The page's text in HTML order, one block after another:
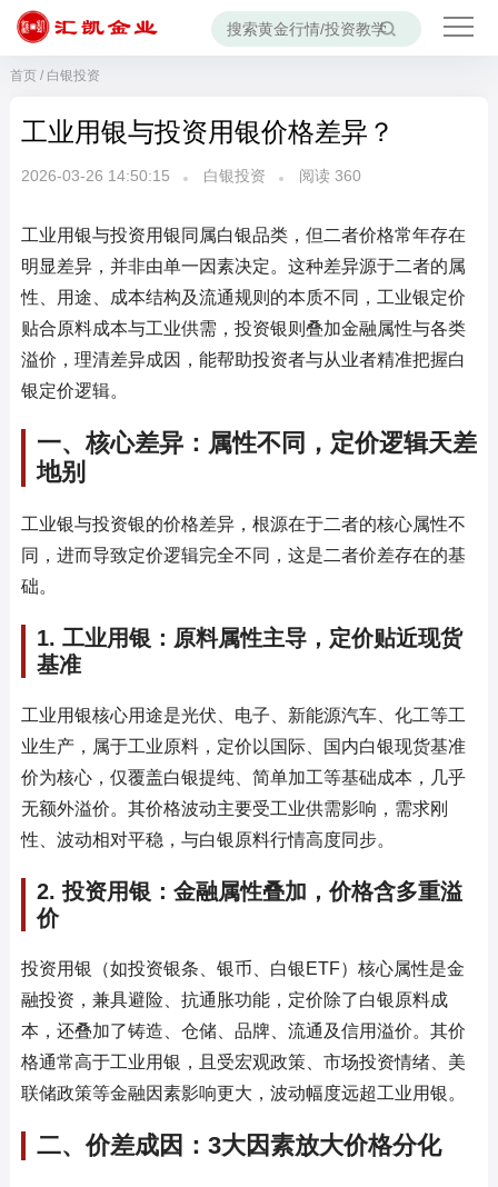
首页/ 白银投资
工业用银与投资用银价格差异？
2026-03-26 14:50:15 白银投资 阅读 360
工业用银与投资用银同属白银品类，但二者价格常年存在
明显差异，并非由单一因素决定。这种差异源于二者的属
性、用途、成本结构及流通规则的本质不同，工业银定价
贴合原料成本与工业供需，投资银则叠加金融属性与各类
溢价，理清差异成因，能帮助投资者与从业者精准把握白
银定价逻辑。
一、核心差异：属性不同，定价逻辑天差
地别
工业银与投资银的价格差异，根源在于二者的核心属性不
同，进而导致定价逻辑完全不同，这是二者价差存在的基
础。
1. 工业用银：原料属性主导，定价贴近现货
基准
工业用银核心用途是光伏、电子、新能源汽车、化工等工
业生产，属于工业原料，定价以国际、国内白银现货基准
价为核心，仅覆盖白银提纯、简单加工等基础成本，几乎
无额外溢价。其价格波动主要受工业供需影响，需求刚
性、波动相对平稳，与白银原料行情高度同步。
2. 投资用银：金融属性叠加，价格含多重溢
价
投资用银（如投资银条、银币、白银ETF）核心属性是金
融投资，兼具避险、抗通胀功能，定价除了白银原料成
本，还叠加了铸造、仓储、品牌、流通及信用溢价。其价
格通常高于工业用银，且受宏观政策、市场投资情绪、美
联储政策等金融因素影响更大，波动幅度远超工业用银。
二、价差成因：3大因素放大价格分化